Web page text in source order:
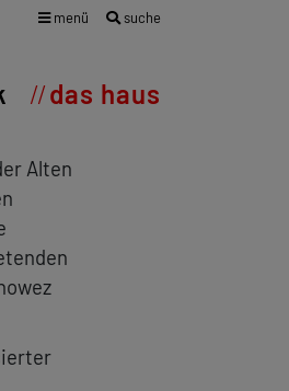
menü suche
das haus
Alten